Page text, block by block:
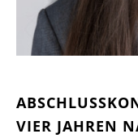
VIER JAHREN